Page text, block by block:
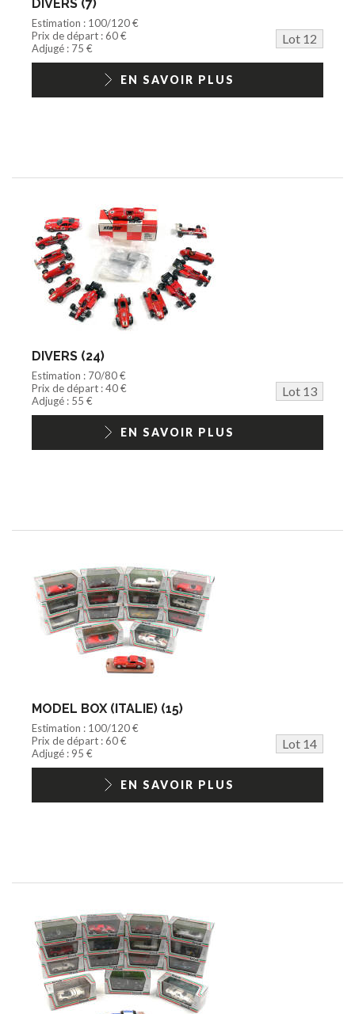
DIVERS (7)
Estimation : 100/120 €
Prix de départ : 60 €
Lot 12
Adjugé : 75 €
EN SAVOIR PLUS
DIVERS (24)
Estimation : 70/80 €
Prix de départ : 40 €
Lot 13
Adjugé : 55 €
EN SAVOIR PLUS
MODEL BOX (ITALIE) (15)
Estimation : 100/120 €
Prix de départ : 60 €
Lot 14
Adjugé : 95 €
EN SAVOIR PLUS